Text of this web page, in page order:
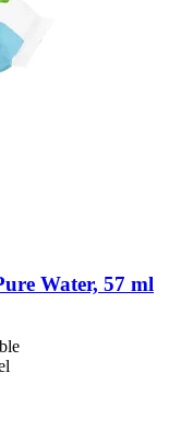
Water, 57 ml